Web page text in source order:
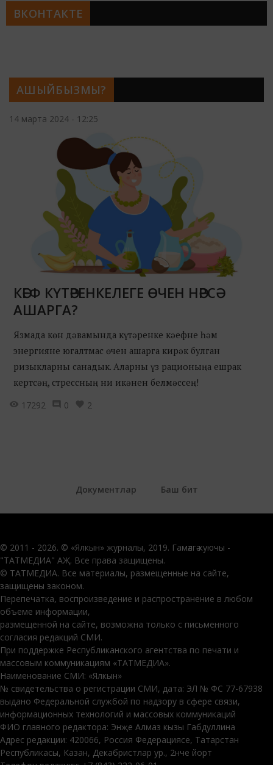
АШЫЙБЫЗМЫ?
14 марта 2024 - 12:25
КӘЕФ КҮТӘРЕНКЕЛЕГЕ ӨЧЕН НӘРСӘ
АШАРГА?
Язмада көн дәвамында күтәренке кәефне һәм
энергияне югалтмас өчен ашарга кирәк булган
ризыкларны санадык. Аларны үз рационыңа ешрак
кертсәң, стрессның ни икәнен белмәссең!
17292
0 2
ВКОНТАКТЕ
Документлар Баш бит
© 2011 - 2026. © «Ялкын» журналы, 2019. Гамәлгә куючы -
"ТАТМЕДИА" АҖ. Все права защищены.
© ТАТМЕДИА. Все материалы, размещенные на сайте,
защищены законом.
Перепечатка, воспроизведение и распространение в любом
объеме информации,
размещенной на сайте, возможна только с письменного
согласия редакций СМИ.
При поддержке Республиканского агентства по печати и
массовым коммуникациям «ТАТМЕДИА».
Наименование СМИ: «Ялкын»
№ свидетельства о регистрации СМИ, дата: ЭЛ № ФС 77-67938
выдано Федеральной службой по надзору в сфере связи,
информационных технологий и массовых коммуникаций
ФИО главного редактора: Энҗе Алмаз кызы Габдуллина
Адрес редакции: 420066, Россия Федерациясе, Татарстан
Республикасы, Казан, Декабристлар ур., 2нче йорт